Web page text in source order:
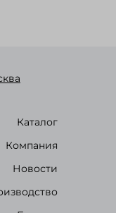
Каталог
Компания
Новости